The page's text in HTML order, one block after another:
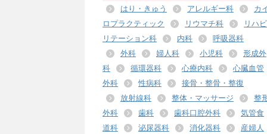
はり・きゅう アレルギー科
カ
ロプラクティック
リウマチ科
リハビ
リテーション科
内科
呼吸器科
外科
婦人科 小児科
形成外
科
循環器科 心療内科
心臓血管
外科
性病科
接骨・整骨・整復
放射線科
整体・マッサージ
整
外科
歯科 歯科口腔外科
気管食
道科
泌尿器科 消化器科
産婦人